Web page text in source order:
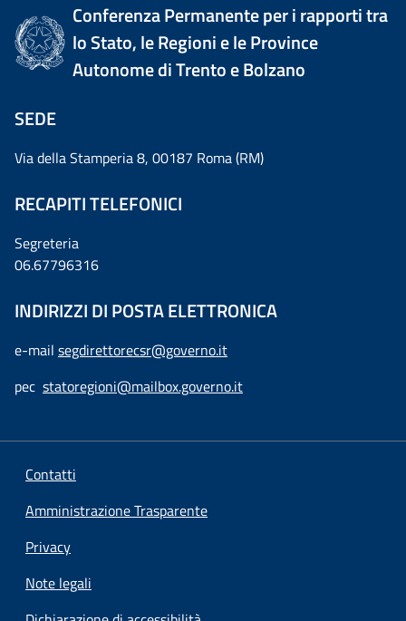
Conferenza Permanente per i rapporti tra
lo Stato, le Regioni e le Province
Autonome di Trento e Bolzano
SEDE
Via della Stamperia 8, 00187 Roma (RM)
RECAPITI TELEFONICI
Segreteria
06.67796316
INDIRIZZI DI POSTA ELETTRONICA
e-mail segdirettorecsr@governo.it
pec statoregioni@mailbox.governo.it
Contatti
Amministrazione Trasparente
Privacy
Note legali